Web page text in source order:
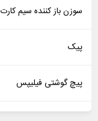
سوزن باز کننده سیم کارت
پیک
پیچ گوشتی فیلیپس